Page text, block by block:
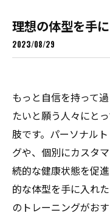
理想の体型を手
2023/08/29
もっと自信を持って
たいと願う人々にと
肢です。パーソナル
グや、個別にカスタ
続的な健康状態を促
的な体型を手に入れ
のトレーニングがおす